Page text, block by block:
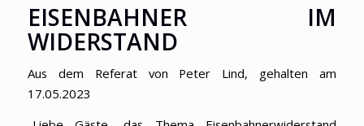
EISENBAHNER IM
WIDERSTAND
Aus dem Referat von Peter Lind, gehalten am
17.05.2023